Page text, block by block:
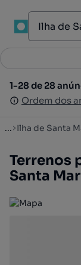
1-28 de 28
Ordem dos
1-28 de 28
Ordem dos
... Ilha de Santa
Terrenos
Santa